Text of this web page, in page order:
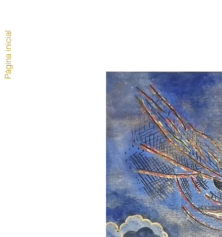
Página inicial